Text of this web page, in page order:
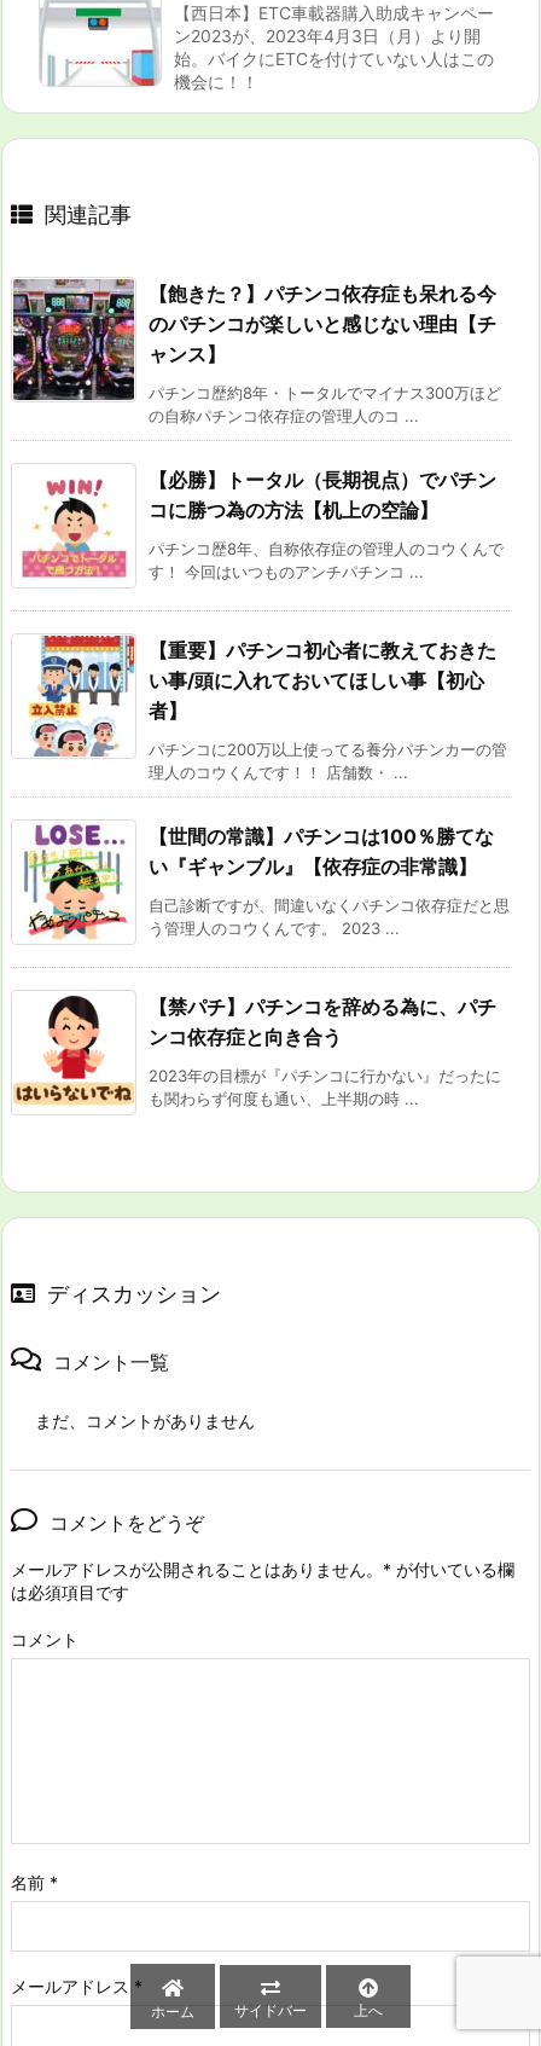
【西日本】ETC車載器購入助成キャンペー
ン2023が、2023年4月3日（月）より開
始。バイクにETCを付けていない人はこの
機会に！！
関連記事
【飽きた？】パチンコ依存症も呆れる今
のパチンコが楽しいと感じない理由【チ
ャンス】
パチンコ歴約8年・トータルでマイナス300万ほど
の自称パチンコ依存症の管理人のコ ...
【必勝】トータル（長期視点）でパチン
コに勝つ為の方法【机上の空論】
パチンコ歴8年、自称依存症の管理人のコウくんで
す！ 今回はいつものアンチパチンコ ...
【重要】パチンコ初心者に教えておきた
い事/頭に入れておいてほしい事【初心
者】
パチンコに200万以上使ってる養分パチンカーの管
理人のコウくんです！！ 店舗数・ ...
【世間の常識】パチンコは100％勝てな
い『ギャンブル』【依存症の非常識】
自己診断ですが、間違いなくパチンコ依存症だと思
う管理人のコウくんです。 2023 ...
【禁パチ】パチンコを辞める為に、パチ
ンコ依存症と向き合う
2023年の目標が『パチンコに行かない』だったに
も関わらず何度も通い、上半期の時 ...
ディスカッション
コメント一覧
まだ、コメントがありません
コメントをどうぞ
メールアドレスが公開されることはありません。 * が付いている欄
は必須項目です
コメント
名前 *
メールアドレス *
ホーム サイドバー 上へ